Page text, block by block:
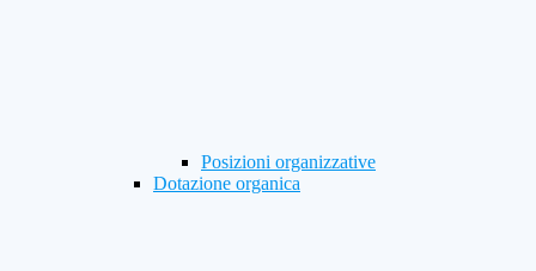
Posizioni organizzative
Dotazione organica